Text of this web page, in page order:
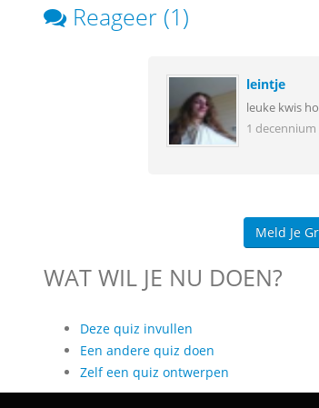
Reageer (1)
leintje
leuke kwis
1 decennium
Meld Je
WAT WIL JE NU DOEN?
Deze quiz invullen
Een andere quiz doen
Zelf een quiz ontwerpen